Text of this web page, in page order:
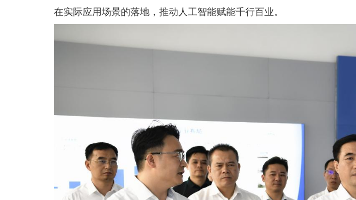
在实际应用场景的落地，推动人工智能赋能千行百业。